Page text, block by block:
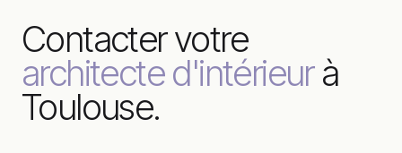
Contacter votre
architecte d'intérieurà
Toulouse.